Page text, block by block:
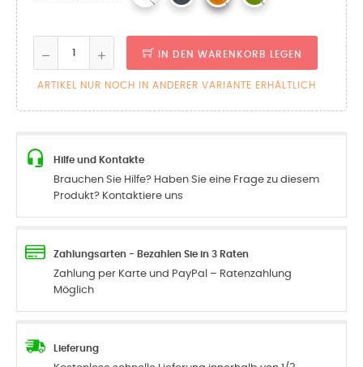
IN DEN WARENKORB LEGEN
ARTIKEL NUR NOCH IN ANDERER VARIANTE ERHÄLTLICH
Hilfe und Kontakte
Brauchen Sie Hilfe? Haben Sie eine Frage zu diesem
Produkt? Kontaktiere uns
Zahlungsarten - Bezahlen Sie in 3 Raten
Zahlung per Karte und PayPal – Ratenzahlung
Möglich
Lieferung